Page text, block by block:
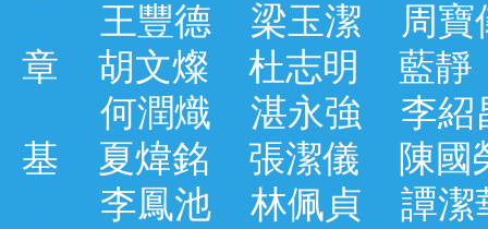
王豐德 梁玉潔 周寶
章 胡文燦 杜志明 藍
何潤熾 湛永強 李紹
基 夏煒銘 張潔儀 陳國
李鳳池 林佩貞 譚潔